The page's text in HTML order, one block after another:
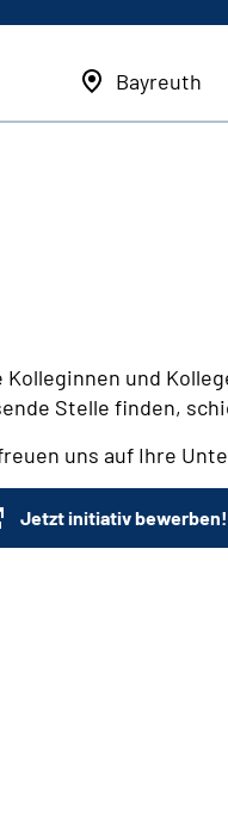
Bayreuth
Kolleginnen und
Stelle finden,
uns auf Ihre
Jetzt initiativ bewerben!